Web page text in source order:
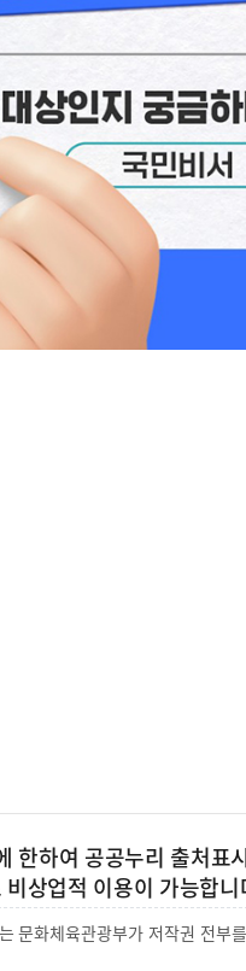
한하여 공공누리 출처표
비상업적 이용이 가능합니
문화체육관광부가 저작권 전부